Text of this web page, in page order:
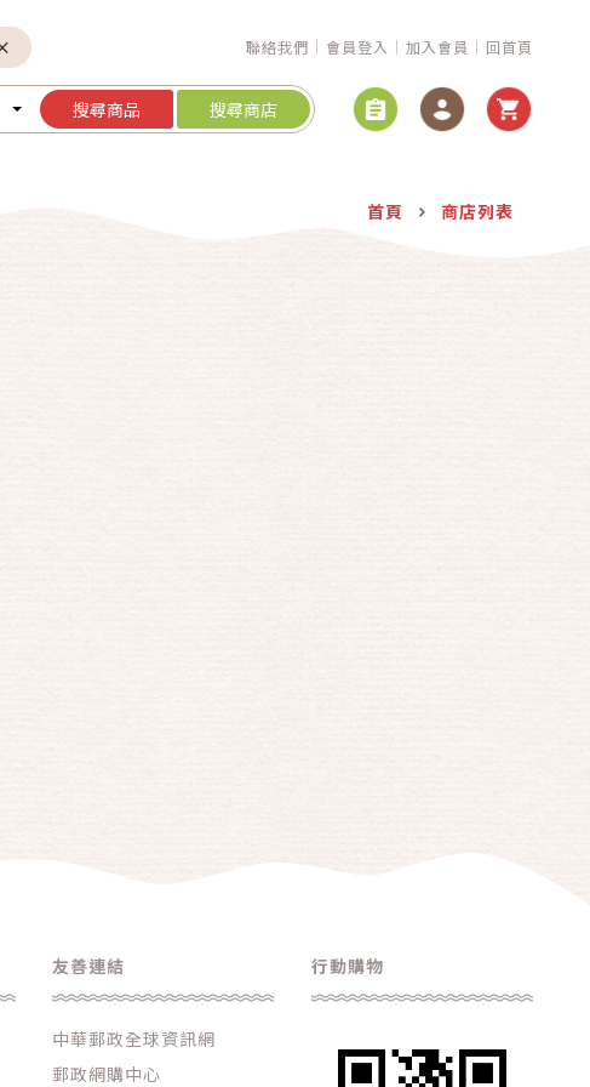
聯絡我們 會員登入 加入會員 回首頁
搜尋商品 搜尋商店
首頁 商店列表
友善連結
中華郵政全球資訊網
郵政網購中心
行動購物